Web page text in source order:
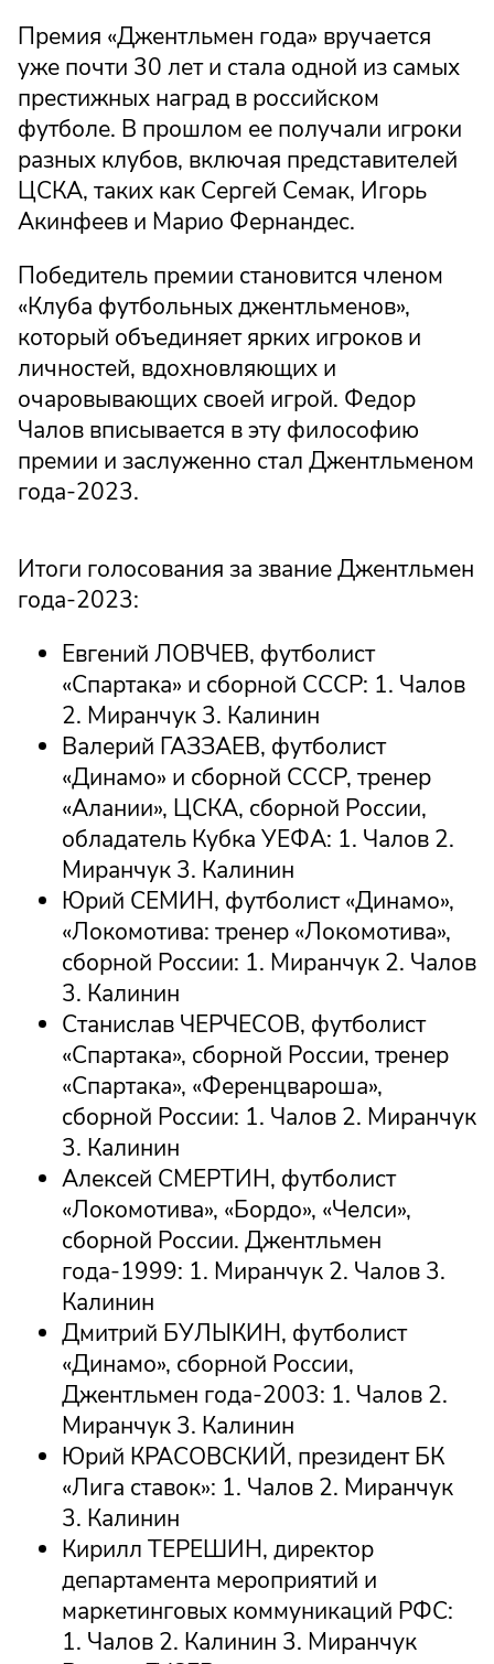
Премия «Джентльмен года» вручается
уже почти 30 лет и стала одной из самых
престижных наград в российском
футболе. В прошлом ее получали игроки
разных клубов, включая представителей
ЦСКА, таких как Сергей Семак, Игорь
Акинфеев и Марио Фернандес.
Победитель премии становится членом
«Клуба футбольных джентльменов»,
который объединяет ярких игроков и
личностей, вдохновляющих и
очаровывающих своей игрой. Федор
Чалов вписывается в эту философию
премии и заслуженно стал Джентльменом
года-2023.
Итоги голосования за звание Джентльмен
года-2023:
Евгений ЛОВЧЕВ, футболист
«Спартака» и сборной СССР: 1. Чалов
2. Миранчук 3. Калинин
Валерий ГАЗЗАЕВ, футболист
«Динамо» и сборной СССР, тренер
«Алании», ЦСКА, сборной России,
обладатель Кубка УЕФА: 1. Чалов 2.
Миранчук 3. Калинин
Юрий СЕМИН, футболист «Динамо»,
«Локомотива: тренер «Локомотива»,
сборной России: 1. Миранчук 2. Чалов
3. Калинин
Станислав ЧЕРЧЕСОВ, футболист
«Спартака», сборной России, тренер
«Спартака», «Ференцвароша»,
сборной России: 1. Чалов 2. Миранчук
3. Калинин
Алексей СМЕРТИН, футболист
«Локомотива», «Бордо», «Челси»,
сборной России. Джентльмен
года-1999: 1. Миранчук 2. Чалов 3.
Калинин
Дмитрий БУЛЫКИН, футболист
«Динамо», сборной России,
Джентльмен года-2003: 1. Чалов 2.
Миранчук 3. Калинин
Юрий КРАСОВСКИЙ, президент БК
«Лига ставок»: 1. Чалов 2. Миранчук
3. Калинин
Кирилл ТЕРЕШИН, директор
департамента мероприятий и
маркетинговых коммуникаций РФС:
1. Чалов 2. Калинин 3. Миранчук